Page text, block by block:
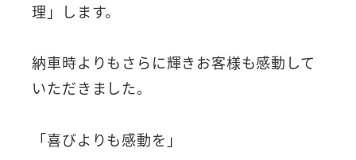
理」します。
納車時よりもさらに輝きお客様も感動して
いただきました。
「喜びよりも感動を」